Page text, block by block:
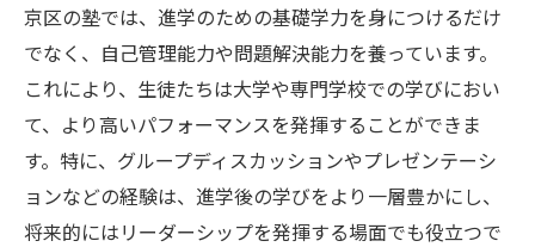
京区の塾では、進学のための基礎学力を身につけるだけ
でなく、自己管理能力や問題解決能力を養っています。
これにより、生徒たちは大学や専門学校での学びにおい
て、より高いパフォーマンスを発揮することができま
す。特に、グループディスカッションやプレゼンテーシ
ョンなどの経験は、進学後の学びをより一層豊かにし、
将来的にはリーダーシップを発揮する場面でも役立つで